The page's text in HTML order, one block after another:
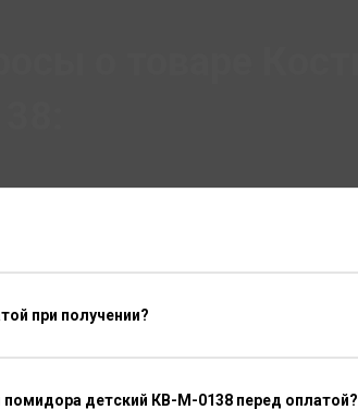
при получении?
детский КВ-М-0138 перед оплатой?